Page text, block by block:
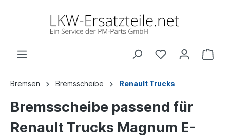
Bremsen Bremsscheibe Renault Trucks
Bremsscheibe passend für
Renault Trucks Magnum E-